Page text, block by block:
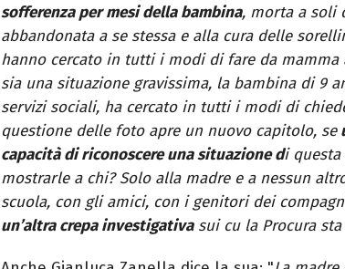
sofferenza per mesi della bambina, morta a soli
abbandonata a se stessa e alla cura delle
hanno cercato in tutti i modi di fare da mamma
sia una situazione gravissima, la bambina di 9
servizi sociali, ha cercato in tutti i modi di
questione delle foto apre un nuovo capitolo, se
capacità di riconoscere una situazione di questa
mostrarle a chi? Solo alla madre e a nessun
scuola, con gli amici, con i genitori dei
un’altra crepa investigativasui cu la Procura sta